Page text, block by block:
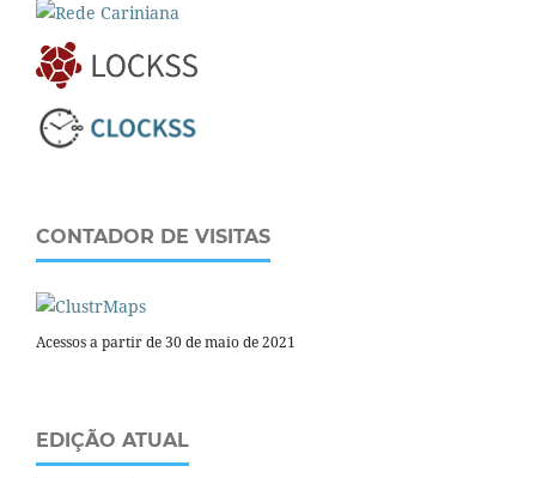
CONTADOR DE VISITAS
Acessos a partir de 30 de maio de 2021
EDIÇÃO ATUAL